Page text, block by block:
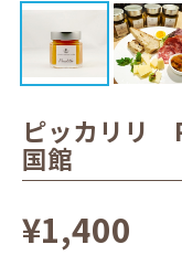
ピッカリリ
国館
¥1,400